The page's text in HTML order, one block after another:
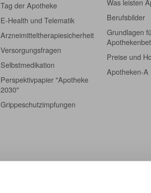
Tag der Apotheke
E-Health und Telematik
Arzneimitteltherapiesicherheit
Versorgungsfragen
Selbstmedikation
Perspektivpapier "Apotheke
2030"
Grippeschutzimpfungen
Was leisten
Berufsbilder
Grundlagen
Preise und
Apotheken-A